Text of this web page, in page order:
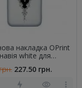
накладка OPrint
white для
227.50 грн.